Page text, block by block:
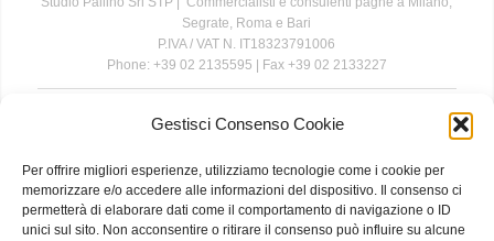
Gestisci Consenso Cookie
Per offrire migliori esperienze, utilizziamo tecnologie come i cookie per
memorizzare e/o accedere alle informazioni del dispositivo. Il consenso ci
permetterà di elaborare dati come il comportamento di navigazione o ID
unici sul sito. Non acconsentire o ritirare il consenso può influire su alcune
Segrate, Roma e Bari
P.IVA / VAT N. IT18323791006
Phone: +39 02 2135595 | Fax +39 02 2133227
The information contained in this website is for general information
while we endeavour to keep the information up to date and correct, we
make no representations or warranties of any kind, express or implied,
about the completeness, accuracy, reliability, suitability or availability
with respect to the website or the information, products, services, or